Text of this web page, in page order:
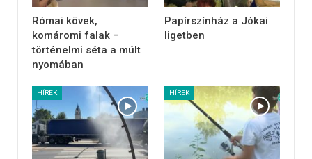
Római kövek,
komáromi falak –
történelmi séta a múlt
nyomában
Papírszínház a Jókai
ligetben
HÍREK HÍREK